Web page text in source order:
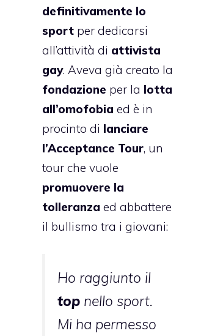
definitivamente lo
sport per dedicarsi
all’attività di attivista
gay. Aveva già creato la
fondazione per la lotta
all’omofobia ed è in
procinto di lanciare
l’Acceptance Tour, un
tour che vuole
promuovere la
tolleranza ed abbattere
il bullismo tra i giovani:
Ho raggiunto il
top nello sport.
Mi ha permesso